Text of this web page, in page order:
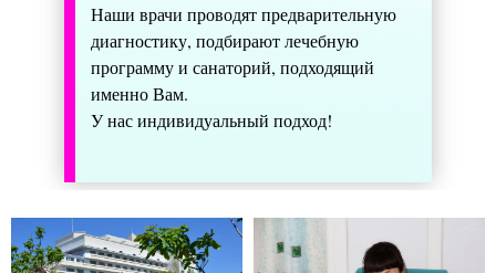
Наши врачи проводят предварительную
диагностику, подбирают лечебную
программу и санаторий, подходящий
именно Вам.
У нас индивидуальный подход!